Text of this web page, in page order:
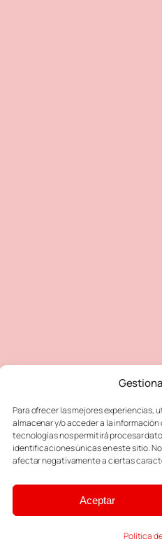
Para ofrecer las mejores experiencias,
almacenar y/o acceder a la
tecnologías nos permitirá procesar
identificaciones únicas en este sitio.
afectar negativamente a ciertas
Aceptar
Política
DE
alusivas al